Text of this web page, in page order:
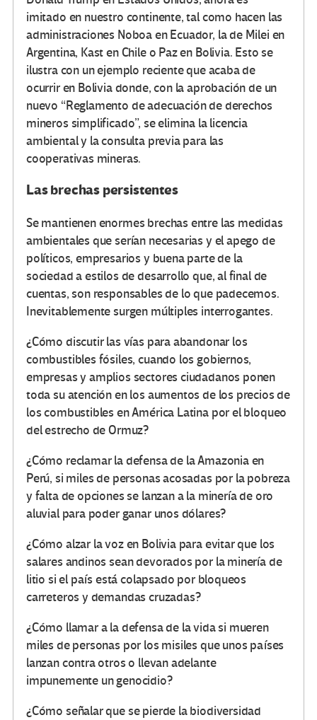
imitado en nuestro continente, tal como hacen las
administraciones Noboa en Ecuador, la de Milei en
Argentina, Kast en Chile o Paz en Bolivia. Esto se
ilustra con un ejemplo reciente que acaba de
ocurrir en Bolivia donde, con la aprobación de un
nuevo “Reglamento de adecuación de derechos
mineros simplificado”, se elimina la licencia
ambiental y la consulta previa para las
cooperativas mineras.
Las brechas persistentes
Se mantienen enormes brechas entre las medidas
ambientales que serían necesarias y el apego de
políticos, empresarios y buena parte de la
sociedad a estilos de desarrollo que, al final de
cuentas, son responsables de lo que padecemos.
Inevitablemente surgen múltiples interrogantes.
¿Cómo discutir las vías para abandonar los
combustibles fósiles, cuando los gobiernos,
empresas y amplios sectores ciudadanos ponen
toda su atención en los aumentos de los precios de
los combustibles en América Latina por el bloqueo
del estrecho de Ormuz?
¿Cómo reclamar la defensa de la Amazonia en
Perú, si miles de personas acosadas por la pobreza
y falta de opciones se lanzan a la minería de oro
aluvial para poder ganar unos dólares?
¿Cómo alzar la voz en Bolivia para evitar que los
salares andinos sean devorados por la minería de
litio si el país está colapsado por bloqueos
carreteros y demandas cruzadas?
¿Cómo llamar a la defensa de la vida si mueren
miles de personas por los misiles que unos países
lanzan contra otros o llevan adelante
impunemente un genocidio?
¿Cómo señalar que se pierde la biodiversidad